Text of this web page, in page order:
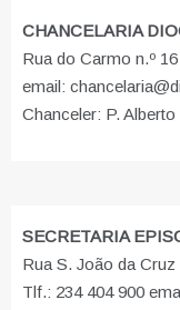
CHANCELARIA
Rua do Carmo n.º
email:
Chanceler: P.
SECRETARIA
Rua S. João da Cruz
Tlf.: 234 404 900